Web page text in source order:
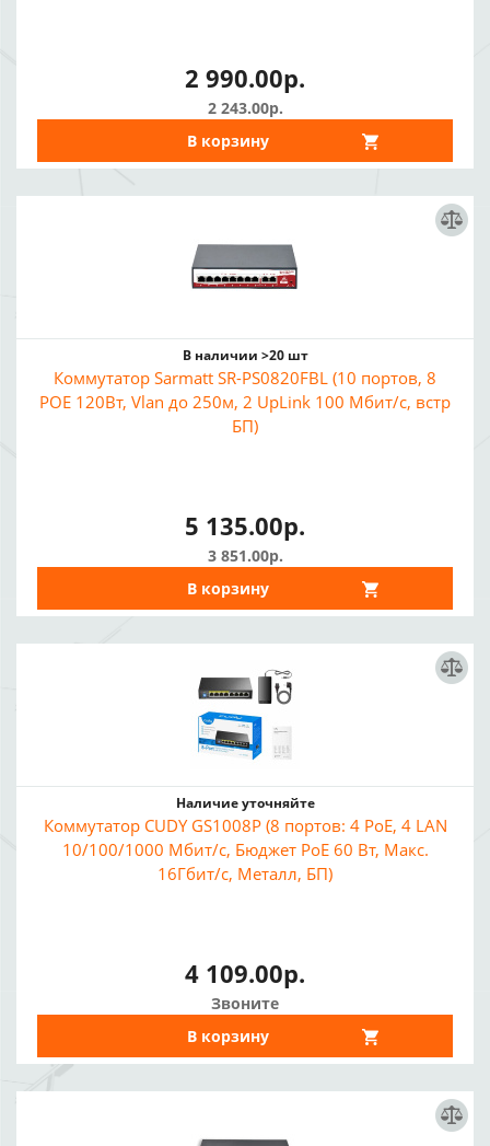
2 990.00р.
2 243.00р.
В корзину
В наличии >20 шт
Коммутатор Sarmatt SR-PS0820FBL (10 портов, 8
POE 120Вт, Vlan до 250м, 2 UpLink 100 Мбит/с, встр
БП)
5 135.00р.
3 851.00р.
В корзину
Наличие уточняйте
Коммутатор CUDY GS1008P (8 портов: 4 PoE, 4 LAN
10/100/1000 Мбит/с, Бюджет PoE 60 Вт, Макс.
16Гбит/с, Металл, БП)
4 109.00р.
Звоните
В корзину